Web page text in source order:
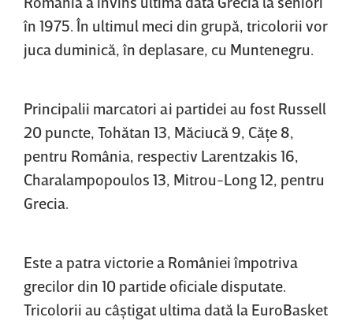
în 1975. În ultimul meci din grupă, tricolorii vor
juca duminică, în deplasare, cu Muntenegru.
Principalii marcatori ai partidei au fost Russell
20 puncte, Tohătan 13, Măciucă 9, Căţe 8,
pentru România, respectiv Larentzakis 16,
Charalampopoulos 13, Mitrou-Long 12, pentru
Grecia.
Este a patra victorie a României împotriva
grecilor din 10 partide oficiale disputate.
Tricolorii au câştigat ultima dată la EuroBasket